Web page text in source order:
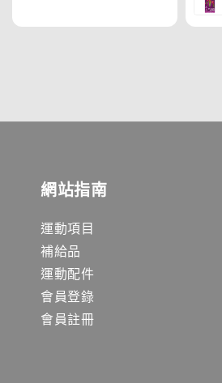
網站指南
運動項目
補給品
運動配件
會員登錄
會員註冊